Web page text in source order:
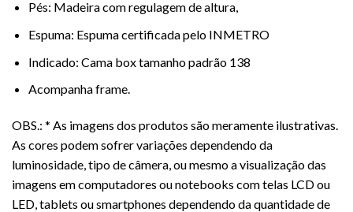
Pés: Madeira com regulagem de altura,
Espuma: Espuma certificada pelo INMETRO
Indicado: Cama box tamanho padrão 138
Acompanha frame.
OBS.: * As imagens dos produtos são meramente ilustrativas.
As cores podem sofrer variações dependendo da
luminosidade, tipo de câmera, ou mesmo a visualização das
imagens em computadores ou notebooks com telas LCD ou
LED, tablets ou smartphones dependendo da quantidade de